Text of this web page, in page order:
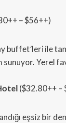
– $56++)
buffet’leri ile
sunuyor. Yerel
($32.80++ –
eşsiz bir